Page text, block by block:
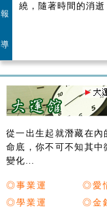
報
導
繞，隨著時間的消
從一出生起就潛藏在內
命底，你不可不知其中
變化…
◎事業運
◎愛
◎學業運
◎金